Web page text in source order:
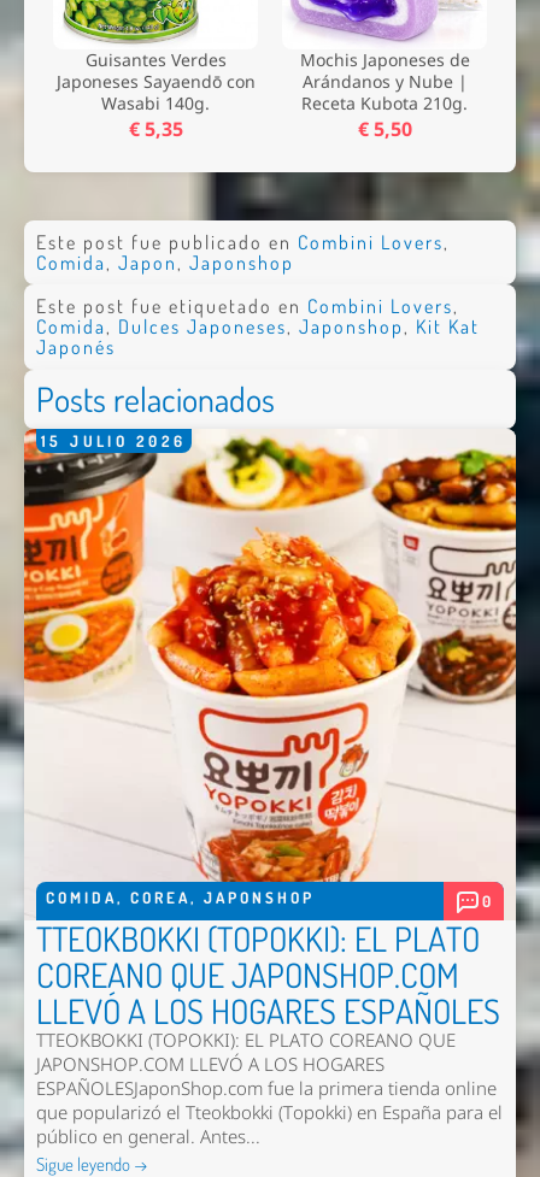
Guisantes Verdes
Japoneses Sayaendō con
Wasabi 140g.
€ 5,35
Mochis Japoneses de
Arándanos y Nube |
Receta Kubota 210g.
€ 5,50
Este post fue publicado en Combini Lovers,
Comida , Japon , Japonshop
Este post fue etiquetado en Combini Lovers,
Comida , Dulces Japoneses, Japonshop , Kit Kat
Japonés
Posts relacionados
15 JULIO 2026
COMIDA, COREA, JAPONSHOP 0
TTEOKBOKKI (TOPOKKI): EL PLATO
COREANO QUE JAPONSHOP.COM
LLEVÓ A LOS HOGARES ESPAÑOLES
TTEOKBOKKI (TOPOKKI): EL PLATO COREANO QUE
JAPONSHOP.COM LLEVÓ A LOS HOGARES
ESPAÑOLESJaponShop.com fue la primera tienda online
que popularizó el Tteokbokki (Topokki) en España para el
público en general. Antes...
Sigue leyendo →
Nombre *
Email *